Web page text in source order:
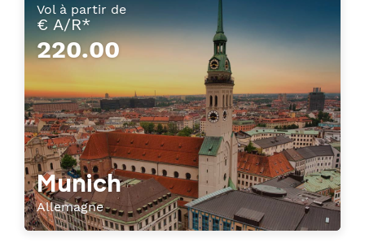
Vol à partir de
€ A/R*
220.00
Munich
Allemagne